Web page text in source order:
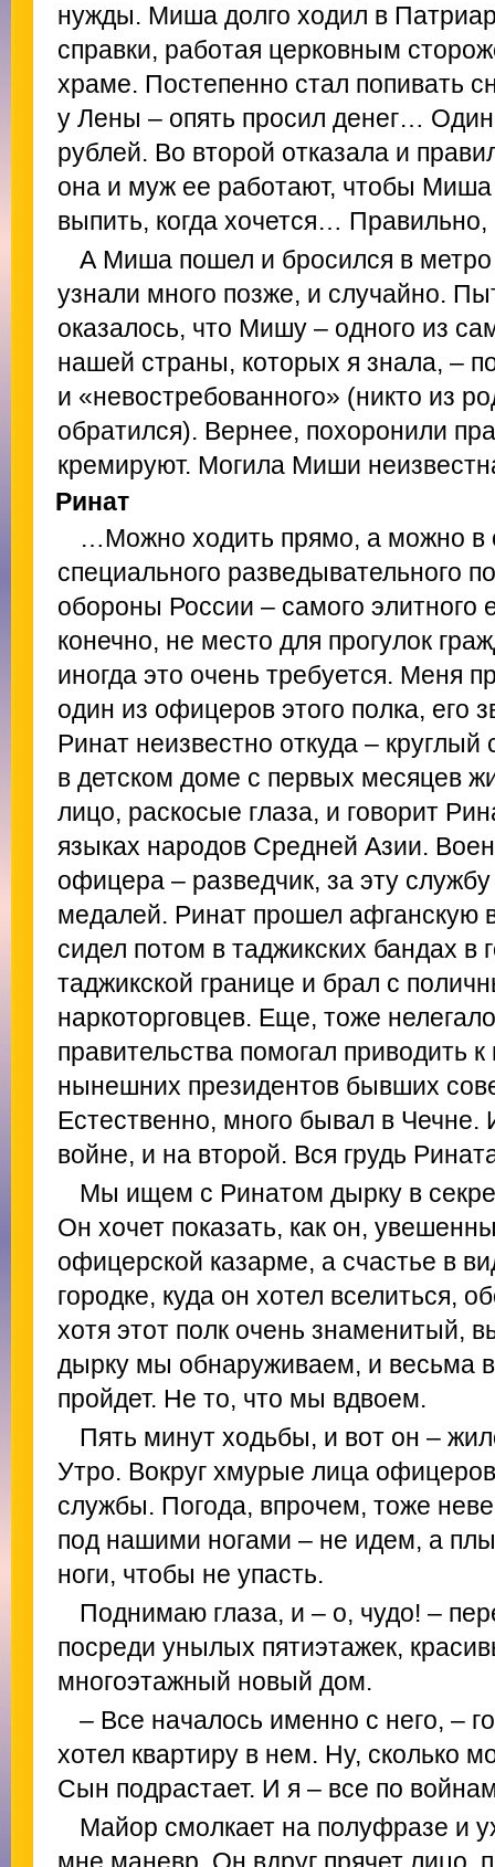
нужды. Миша долго ходил в
справки, работая церковным
храме. Постепенно стал попивать
у Лены – опять просил денег…
рублей. Во второй отказала и
она и муж ее работают, чтобы
выпить, когда хочется… Правильно,
А Миша пошел и бросился в
узнали много позже, и случайно.
оказалось, что Мишу – одного из
нашей страны, которых я знала, –
и «невостребованного» (никто из
обратился). Вернее, похоронили
кремируют. Могила Миши
Ринат
…Можно ходить прямо, а можно в
специального разведывательного
обороны России – самого элитного
конечно, не место для прогулок
иногда это очень требуется. Меня
один из офицеров этого полка, его
Ринат неизвестно откуда –
в детском доме с первых месяцев
лицо, раскосые глаза, и говорит
языках народов Средней Азии.
офицера – разведчик, за эту
медалей. Ринат прошел афганскую
сидел потом в таджикских бандах в
таджикской границе и брал с
наркоторговцев. Еще, тоже
правительства помогал приводить
нынешних президентов бывших
Естественно, много бывал в Чечне.
войне, и на второй. Вся грудь
Мы ищем с Ринатом дырку в
Он хочет показать, как он,
офицерской казарме, а счастье в
городке, куда он хотел вселиться,
хотя этот полк очень знаменитый,
дырку мы обнаруживаем, и весьма
пройдет. Не то, что мы вдвоем.
Пять минут ходьбы, и вот он –
Утро. Вокруг хмурые лица
службы. Погода, впрочем, тоже
под нашими ногами – не идем, а
ноги, чтобы не упасть.
Поднимаю глаза, и – о, чудо! –
посреди унылых пятиэтажек,
многоэтажный новый дом.
– Все началось именно с него, –
хотел квартиру в нем. Ну, сколько
Сын подрастает. И я – все по
Майор смолкает на полуфразе и